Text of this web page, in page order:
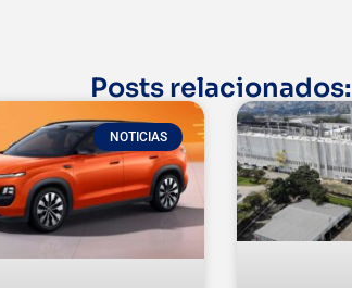
Posts relacionados:
NOTICIAS